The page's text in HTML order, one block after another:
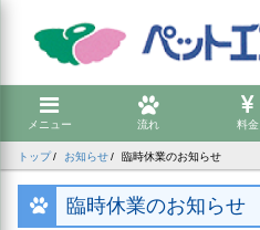
メニュー 流れ 料金
トップ お知らせ 臨時休業のお知らせ
臨時休業のお知らせ